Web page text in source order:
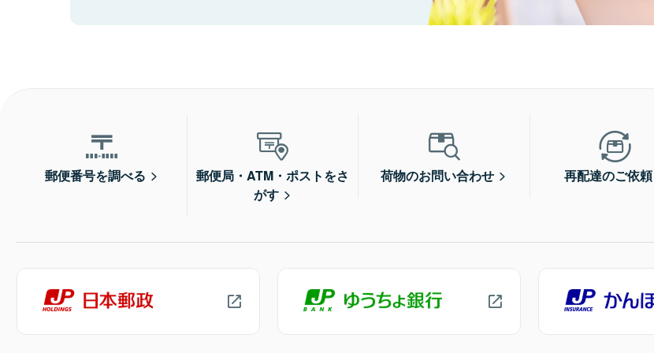
郵便番号を調べる
郵便局・ATM・ポストをさ
がす
荷物のお問い合わせ 再配達のご依頼